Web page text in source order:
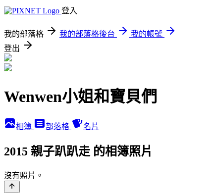
登入
我的部落格 我的部落格後台
我的帳號
登出
Wenwen小姐和寶貝們
相簿 部落格 名片
2015 親子趴趴走 的相簿照片
沒有照片。